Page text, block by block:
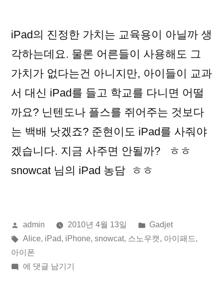
iPad의 진정한 가치는 교육용이 아닐까 생
각하는데요. 물론 어른들이 사용해도 그
가치가 없다는건 아니지만, 아이들이 교과
서 대신 iPad를 들고 학교를 다니면 어떨
까요? 닌텐도나 플스를 쥐어주는 것보다
는 백배 낫겠죠? 준현이도 iPad를 사줘야
겠습니다. 지금 사주면 안될까? ㅎㅎ
snowcat 님의 iPad 농담 ㅎㅎ
올
린
이:
admin 2010년 4월 13일
게
시
Gadjet
태
그:
Alice, iPad, iPhone, snowcat, 스노우캣, 아이패드,
아이폰
Alice
에 댓글 남기기